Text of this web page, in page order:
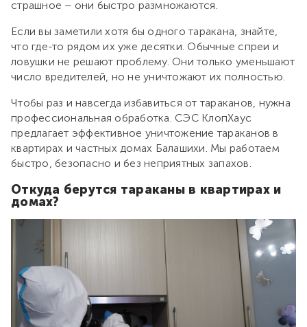
страшное – они быстро размножаются.
Если вы заметили хотя бы одного таракана, знайте,
что где-то рядом их уже десятки. Обычные спреи и
ловушки не решают проблему. Они только уменьшают
число вредителей, но не уничтожают их полностью.
Чтобы раз и навсегда избавиться от тараканов, нужна
профессиональная обработка. СЭС КлопХаус
предлагает эффективное уничтожение тараканов в
квартирах и частных домах Балашихи. Мы работаем
быстро, безопасно и без неприятных запахов.
Откуда берутся тараканы в квартирах и
домах?